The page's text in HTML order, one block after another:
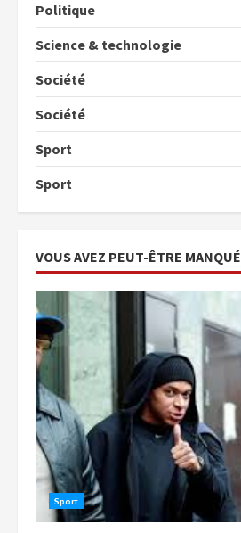
Politique
Science & technologie
Société
Société
Sport
Sport
VOUS AVEZ PEUT-ÊTRE MANQUÉ
Sport